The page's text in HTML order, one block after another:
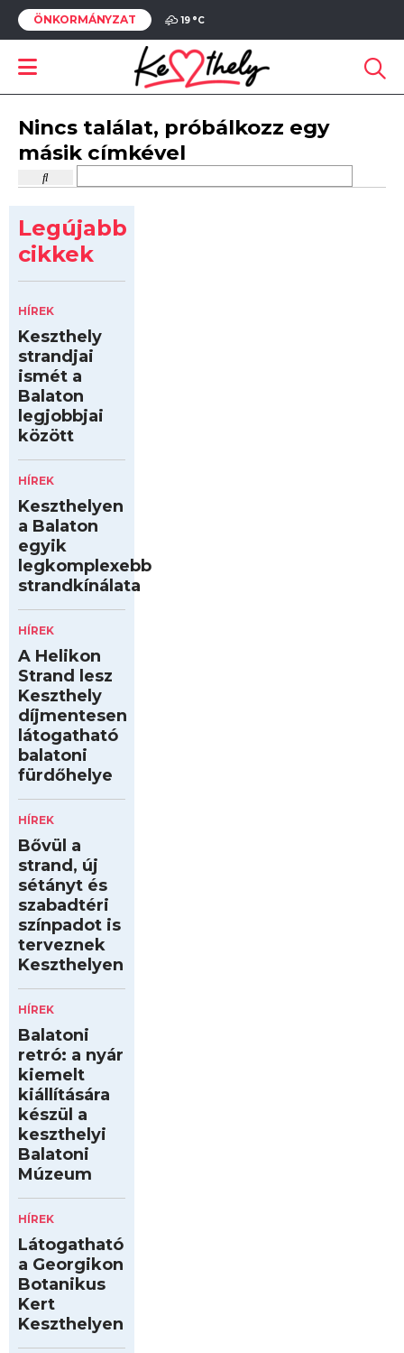
ÖNKORMÁNYZAT 19 °C
Nincs találat, próbálkozz egy
másik címkével
Legújabb
cikkek
HÍREK
Keszthely
strandjai
ismét a
Balaton
legjobbjai
között
HÍREK
Keszthelyen
a Balaton
egyik
legkomplexebb
strandkínálata
HÍREK
A Helikon
Strand lesz
Keszthely
díjmentesen
látogatható
balatoni
fürdőhelye
HÍREK
Bővül a
strand, új
sétányt és
szabadtéri
színpadot is
terveznek
Keszthelyen
HÍREK
Balatoni
retró: a nyár
kiemelt
kiállítására
készül a
keszthelyi
Balatoni
Múzeum
HÍREK
Látogatható
a Georgikon
Botanikus
Kert
Keszthelyen